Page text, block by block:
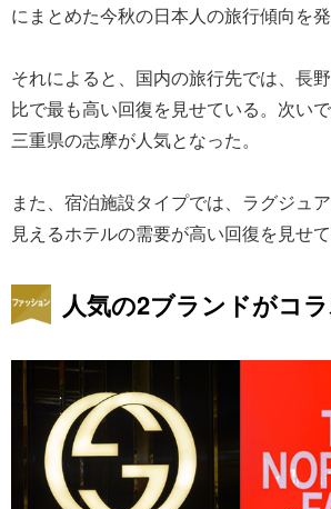
にまとめた今秋の日本人の旅行傾向を発
それによると、国内の旅行先では、長
比で最も高い回復を見せている。次い
三重県の志摩が人気となった。
また、宿泊施設タイプでは、ラグジュ
見えるホテルの需要が高い回復を見せて
人気の2ブランドがコ